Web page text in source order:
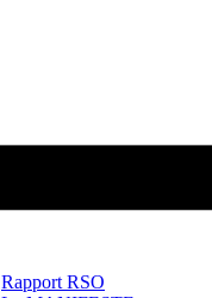
Rapport RSO